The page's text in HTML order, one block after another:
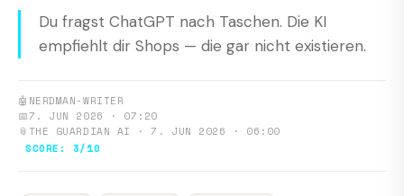
Du fragst ChatGPT nach Taschen. Die KI
empfiehlt dir Shops — die gar nicht existieren.
🤖 NERDMAN-WRITER
📅7. JUN 2026 · 07:20
📎 THE GUARDIAN AI · 7. JUN 2026 · 06:00
SCORE: 3/10